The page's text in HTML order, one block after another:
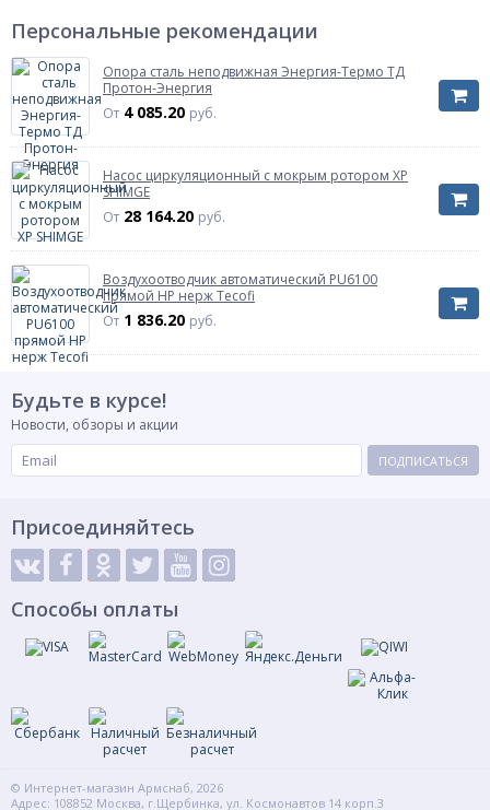
Персональные рекомендации
Опора сталь неподвижная Энергия-Термо ТД
Протон-Энергия
От 4 085.20 руб.
Насос циркуляционный с мокрым ротором XP
SHIMGE
От 28 164.20 руб.
Воздухоотводчик автоматический PU6100
прямой НР нерж Tecofi
От 1 836.20 руб.
Будьте в курсе!
Новости, обзоры и акции
ПОДПИСАТЬСЯ
Присоединяйтесь
Способы оплаты
© Интернет-магазин Армснаб, 2026
Адрес: 108852 Москва, г.Щербинка, ул. Космонавтов 14 корп.3